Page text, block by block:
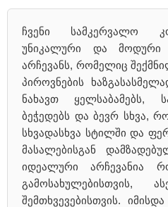
ჩვენი სამკერვალო
უნიკალური და მოდური
არჩევანს, რომელიც
პიროვნების
ნახავთ ყელსაბამებს,
ბეჭედებს და ბევრ სხვა,
სხვადასხვა სტილში და
მასალებისგან
იდეალური არჩევანია
გამოსახულებისთვის,
შემთხვევებისთვის.